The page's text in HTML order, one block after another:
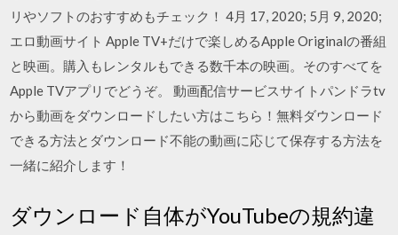
リやソフトのおすすめもチェック！ 4月 17, 2020; 5月 9, 2020;
エロ動画サイト Apple TV+だけで楽しめるApple Originalの番組
と映画。購入もレンタルもできる数千本の映画。そのすべてを
Apple TVアプリでどうぞ。 動画配信サービスサイトパンドラtv
から動画をダウンロードしたい方はこちら！無料ダウンロード
できる方法とダウンロード不能の動画に応じて保存する方法を
一緒に紹介します！
ダウンロード自体がYouTubeの規約違